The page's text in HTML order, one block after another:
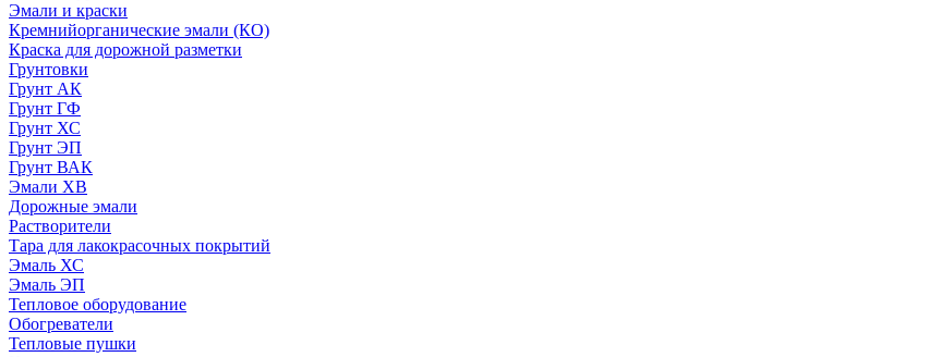
Эмали и краски
Кремнийорганические эмали (КО)
Краска для дорожной разметки
Грунтовки
Грунт АК
Грунт ГФ
Грунт ХС
Грунт ЭП
Грунт ВАК
Эмали ХВ
Дорожные эмали
Растворители
Тара для лакокрасочных покрытий
Эмаль ХС
Эмаль ЭП
Тепловое оборудование
Обогреватели
Тепловые пушки